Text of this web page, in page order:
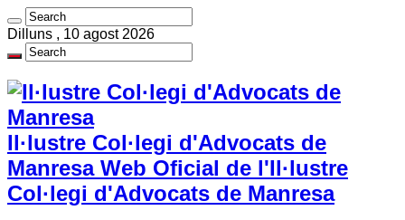
Dilluns , 10 agost 2026
Il·lustre Col·legi d'Advocats de
Manresa Web Oficial de l'Il·lustre
Col·legi d'Advocats de Manresa